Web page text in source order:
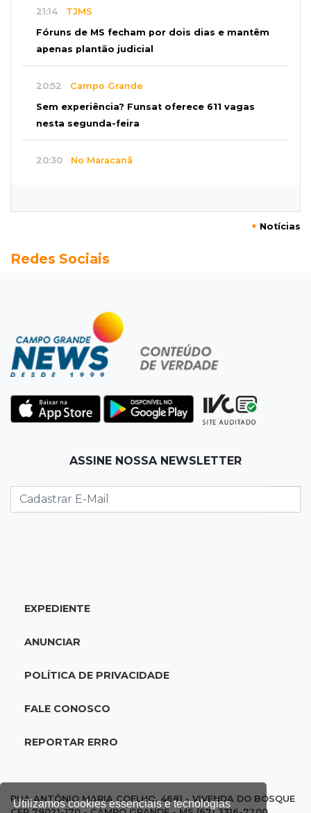
Utilizamos cookies essenciais e tecnologias
21:14 TJMS
Fóruns de MS fecham por dois dias e mantêm
apenas plantão judicial
20:52 Campo Grande
Sem experiência? Funsat oferece 611 vagas
nesta segunda-feira
20:30 No Maracanã
Seleções em MS têm salários de até R$ 8,2 mil;
Jardim Itatiaia
Vigia é amarrado durante roubo de carro e
dois caminhões em pátio
Corinthians vence Bragantino por 2 a 0 e sobe
para 7º no Brasileirão
Na Vila Belmiro
lugar no Brasileirão
18:33Em 2022
adolescente atropelada no Amazonas
18:15 Nubank Parque
Palmeiras e Inter ficam no 0 a 0 pela 22ª
1% da população de pets na Capital
+ Notícias
Redes Sociais
ASSINE NOSSA NEWSLETTER
EXPEDIENTE
ANUNCIAR
POLÍTICA DE PRIVACIDADE
FALE CONOSCO
REPORTAR ERRO
RUA ANTÔNIO MARIA COELHO, 4681 - VIVENDA DO BOSQUE